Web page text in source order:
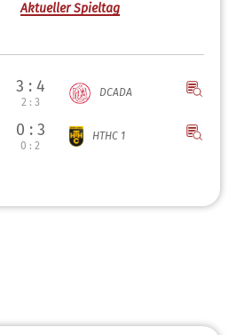
Aktueller Spieltag
3 : 4
2 : 3
DCADA
0 : 3
0 : 2
HTHC 1